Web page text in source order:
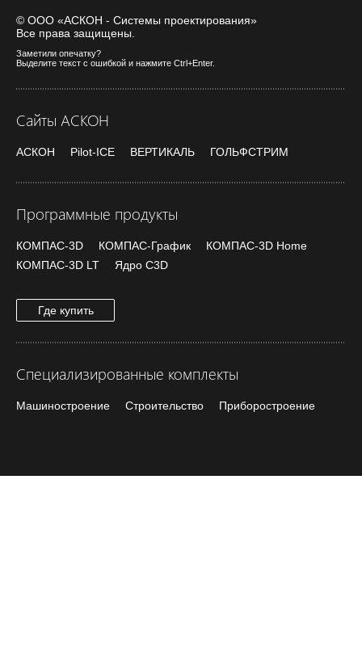
© ООО «АСКОН - Системы проектирования»
Все права защищены.
Заметили опечатку?
Выделите текст с ошибкой и нажмите Ctrl+Enter.
Сайты АСКОН
АСКОН Pilot-ICE ВЕРТИКАЛЬ ГОЛЬФСТРИМ
Программные продукты
КОМПАС-3D КОМПАС-График
КОМПАС-3D Home
КОМПАС-3D LT
Ядро C3D
Где купить
Специализированные комплекты
Машиностроение Строительство Приборостроение